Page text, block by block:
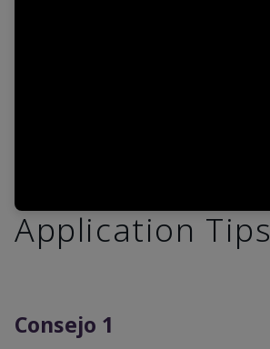
Application Tips
Consejo 1